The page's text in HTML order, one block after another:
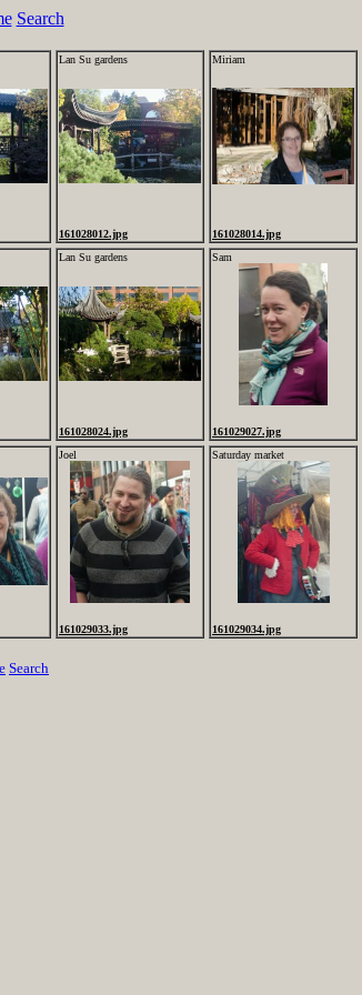
Search
Lan Su gardens
161028012.jpg
Miriam
161028014.jpg
Lan Su gardens
161028024.jpg
Sam
161029027.jpg
Joel
161029033.jpg
Saturday market
161029034.jpg
Search